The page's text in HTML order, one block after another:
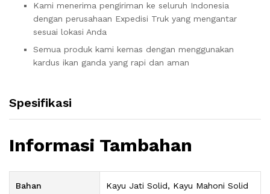
Kami menerima pengiriman ke seluruh Indonesia
dengan perusahaan Expedisi Truk yang mengantar
sesuai lokasi Anda
Semua produk kami kemas dengan menggunakan
kardus ikan ganda yang rapi dan aman
Spesifikasi
Informasi Tambahan
Bahan Kayu Jati Solid, Kayu Mahoni Solid